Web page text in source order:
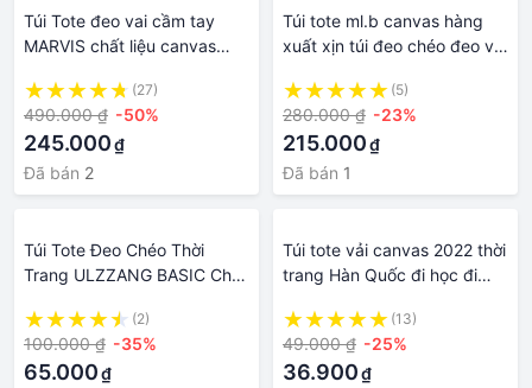
Túi Tote đeo vai cầm tay
MARVIS chất liệu canvas
Hãng Midori M Studio
(27)
490.000 ₫ -50%
245.000₫
Đã bán 2
Túi tote ml.b canvas hàng
xuất xịn túi đeo chéo đeo vai
dày dặn - Lucky9store
(5)
280.000 ₫ -23%
215.000₫
Đã bán 1
Túi Tote Đeo Chéo Thời
Trang ULZZANG BASIC Cho
Dệt Canvas
(2)
100.000 ₫ -35%
65.000₫
Túi tote vải canvas 2022 thời
trang Hàn Quốc đi học đi
tiện dụng
(13)
49.000 ₫ -25%
36.900₫